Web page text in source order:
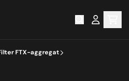
FTX-aggregat